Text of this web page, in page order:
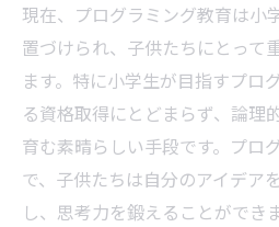
現在、プログラミング教育は小
置づけられ、子供たちにとって
ます。特に小学生が目指すプロ
る資格取得にとどまらず、論理
育む素晴らしい手段です。プロ
で、子供たちは自分のアイデア
し、思考力を鍛えることができ